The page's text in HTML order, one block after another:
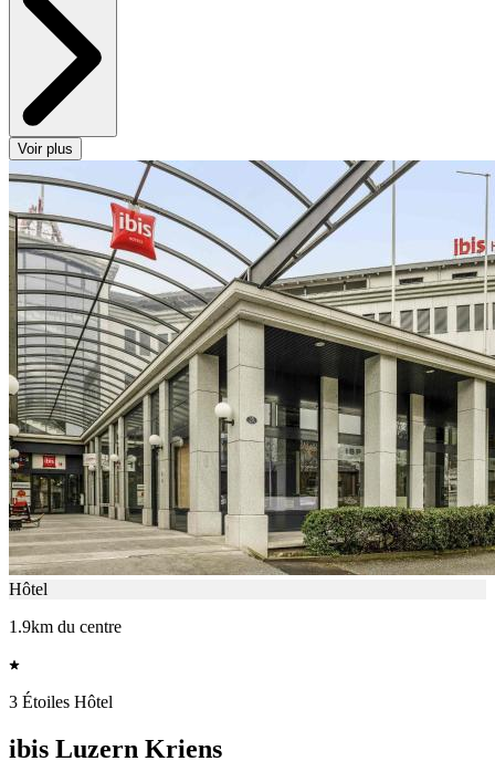
Voir plus
Hôtel
1.9km du centre
3 Étoiles Hôtel
ibis Luzern Kriens